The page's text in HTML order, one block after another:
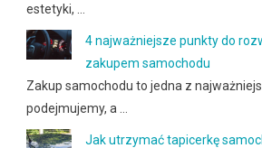
estetyki, …
4 najważniejsze punkty do
zakupem samochodu
Zakup samochodu to jedna z
podejmujemy, a …
Jak utrzymać tapicerkę